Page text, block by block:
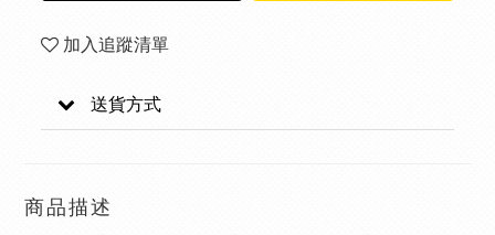
加入追蹤清單
送貨方式
商品描述